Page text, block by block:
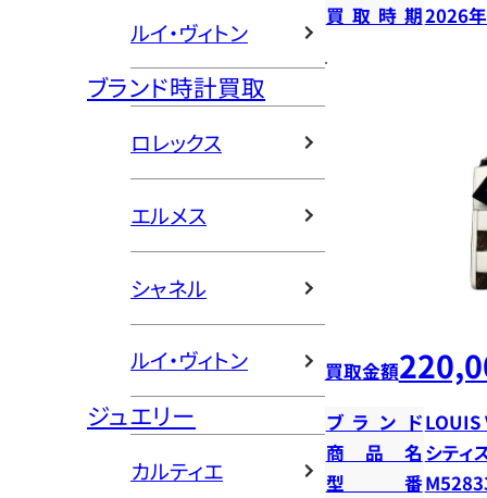
ルイ・ヴィトン
ブランド時計買取
ロレックス
エルメス
シャネル
ルイ・ヴィトン
ジュエリー
カルティエ
買取時期2026
買取金額
ブランドLOUIS
商品名 シティ
型番